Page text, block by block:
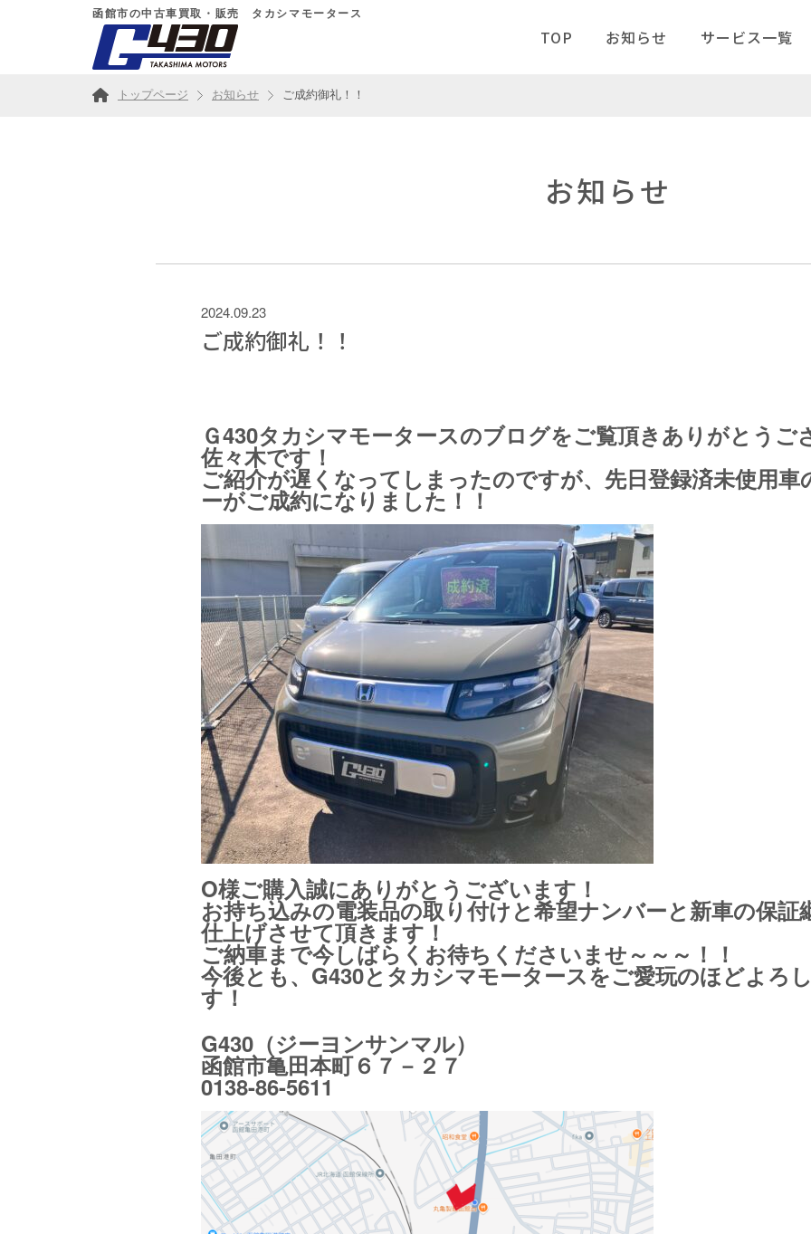
函館市の中古車買取・販売 タカシマモータース
TOP お知らせ サービス一覧
トップページ お知らせ ご成約御礼！！
お知らせ
2024.09.23
ご成約御礼！！
Ｇ430タカシマモータースのブログをご覧頂きありがとうご
佐々木です！
ご紹介が遅くなってしまったのですが、先日登録済未使用
ーがご成約になりました！！
O様ご購入誠にありがとうございます！
お持ち込みの電装品の取り付けと希望ナンバーと新車の保
仕上げさせて頂きます！
ご納車まで今しばらくお待ちくださいませ～～～！！
今後とも、G430とタカシマモータースをご愛玩のほどよろ
す！
G430（ジーヨンサンマル）
函館市亀田本町６７－２７
0138-86-5611